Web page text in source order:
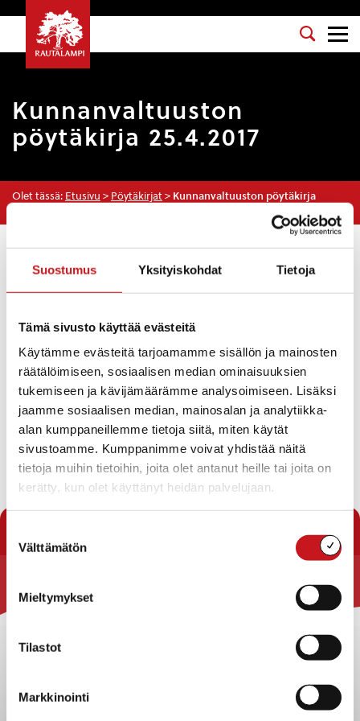
Suostumus Yksityiskohdat Tietoja
Tämä sivusto käyttää evästeitä
Käytämme evästeitä tarjoamamme sisällön ja mainosten
räätälöimiseen, sosiaalisen median ominaisuuksien
tukemiseen ja kävijämäärämme analysoimiseen. Lisäksi
jaamme sosiaalisen median, mainosalan ja analytiikka-
alan kumppaneillemme tietoja siitä, miten käytät
sivustoamme. Kumppanimme voivat yhdistää näitä
tietoja muihin tietoihin, joita olet antanut heille tai joita on
kerätty, kun olet käyttänyt heidän palvelujaan.
valinta
Välttämätön
Mieltymykset
Tilastot
Markkinointi
Kunnanvaltuuston
pöytäkirja 25.4.2017
Olet tässä: Etusivu > Pöytäkirjat > Kunnanvaltuuston pöytäkirja
Kokouspäivä: 25.4.2017
Esityslista
Valtuutettujen esteet ja varajäsenten kutsuminen
Kokouksen laillisuuden ja päätösvaltaisuuden
toteaminen
Pöytäkirjan tarkastajat
Kokouksen työjärjestyksen hyväksyminen
Rautalammin kunnan rakennusjärjestyksen uusiminen
Kuntavaalien tulos
Valtuustoaloitteet
Lataa pöytäkirja
Rautalammin kunta
Kuntainfo
sopimukset